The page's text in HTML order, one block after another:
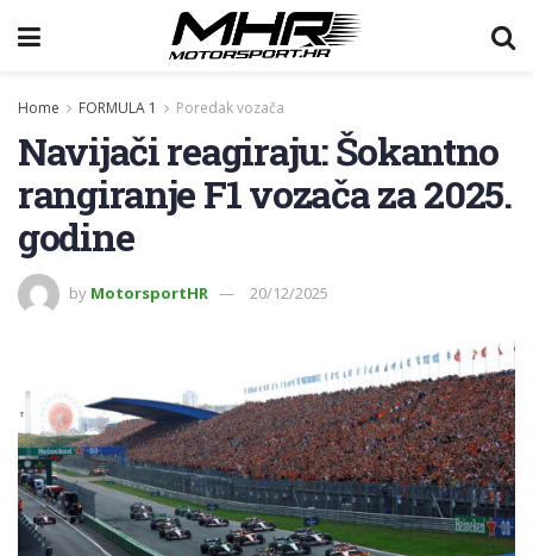
Home FORMULA 1 Poredak vozača
Navijači reagiraju: Šokantno
rangiranje F1 vozača za 2025.
godine
by MotorsportHR 20/12/2025